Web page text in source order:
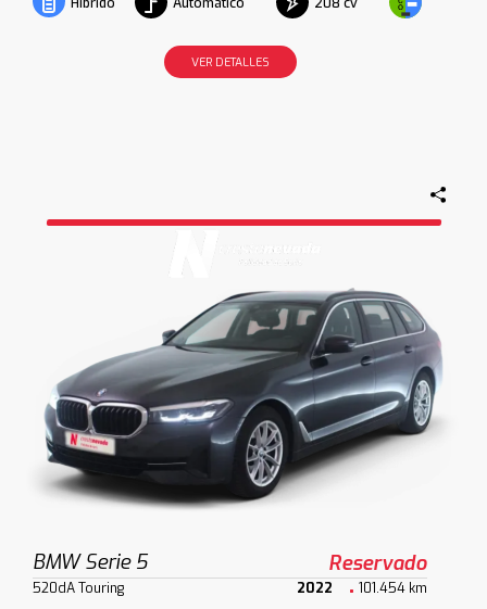
Híbrido
VER DETALLES
BMW Serie 5 Reservado
520dA Touring 2022 101.454 km